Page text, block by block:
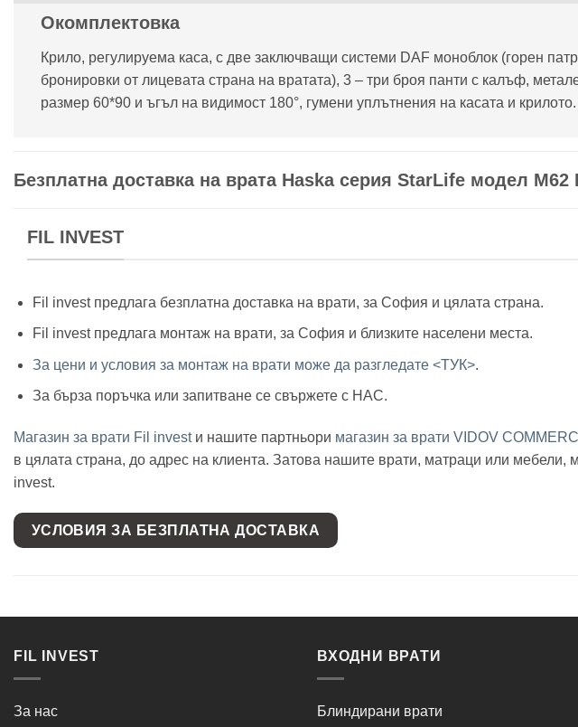
Окомплектовка
Крило, регулируема каса, с две заключващи системи DAF моноблок (горен
бронировки от лицевата страна на вратата), 3 – три броя панти с калъф,
размер 60*90 и ъгъл на видимост 180°, гумени уплътнения на касата и крилото.
Безплатна доставка на врата Haska серия StarLife модел
FIL INVEST
Fil invest предлага безплатна доставка на врати, за София и цялата страна.
Fil invest предлага монтаж на врати, за София и близките населени места.
За цени и условия за монтаж на врати може да разгледате <ТУК>.
За бърза поръчка или запитване се свържете с НАС.
Магазин за врати Fil investи нашите партньори магазин за врати VIDOV
в цялата страна, до адрес на клиента. Затова нашите врати, матраци или
invest.
УСЛОВИЯ ЗА БЕЗПЛАТНА ДОСТАВКА
FIL INVEST
За нас
ВХОДНИ ВРАТИ
Блиндирани врати